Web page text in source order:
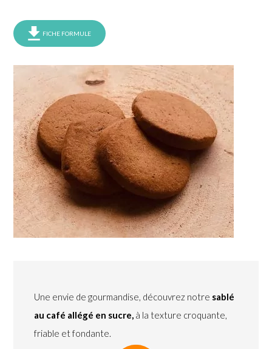
FICHE FORMULE
Une envie de gourmandise, découvrez notre sablé
au café allégé en sucre, à la texture croquante,
friable et fondante.